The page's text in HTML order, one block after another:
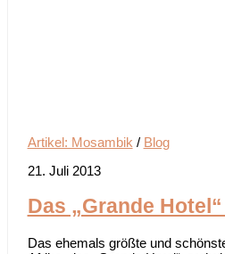
Artikel: Mosambik / Blog
21. Juli 2013
Das „Grande
Das ehemals größte und